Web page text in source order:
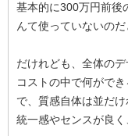
基本的に300万円前後
んて使っていないのだ
だけれども、全体の
コストの中で何がで
で、質感自体は並だ
統一感やセンスが良く